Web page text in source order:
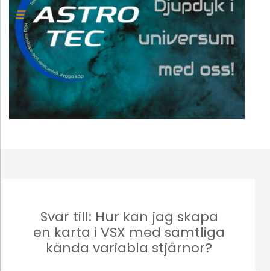
Svar till: Hur kan jag skapa
en karta i VSX med samtliga
kända variabla stjärnor?